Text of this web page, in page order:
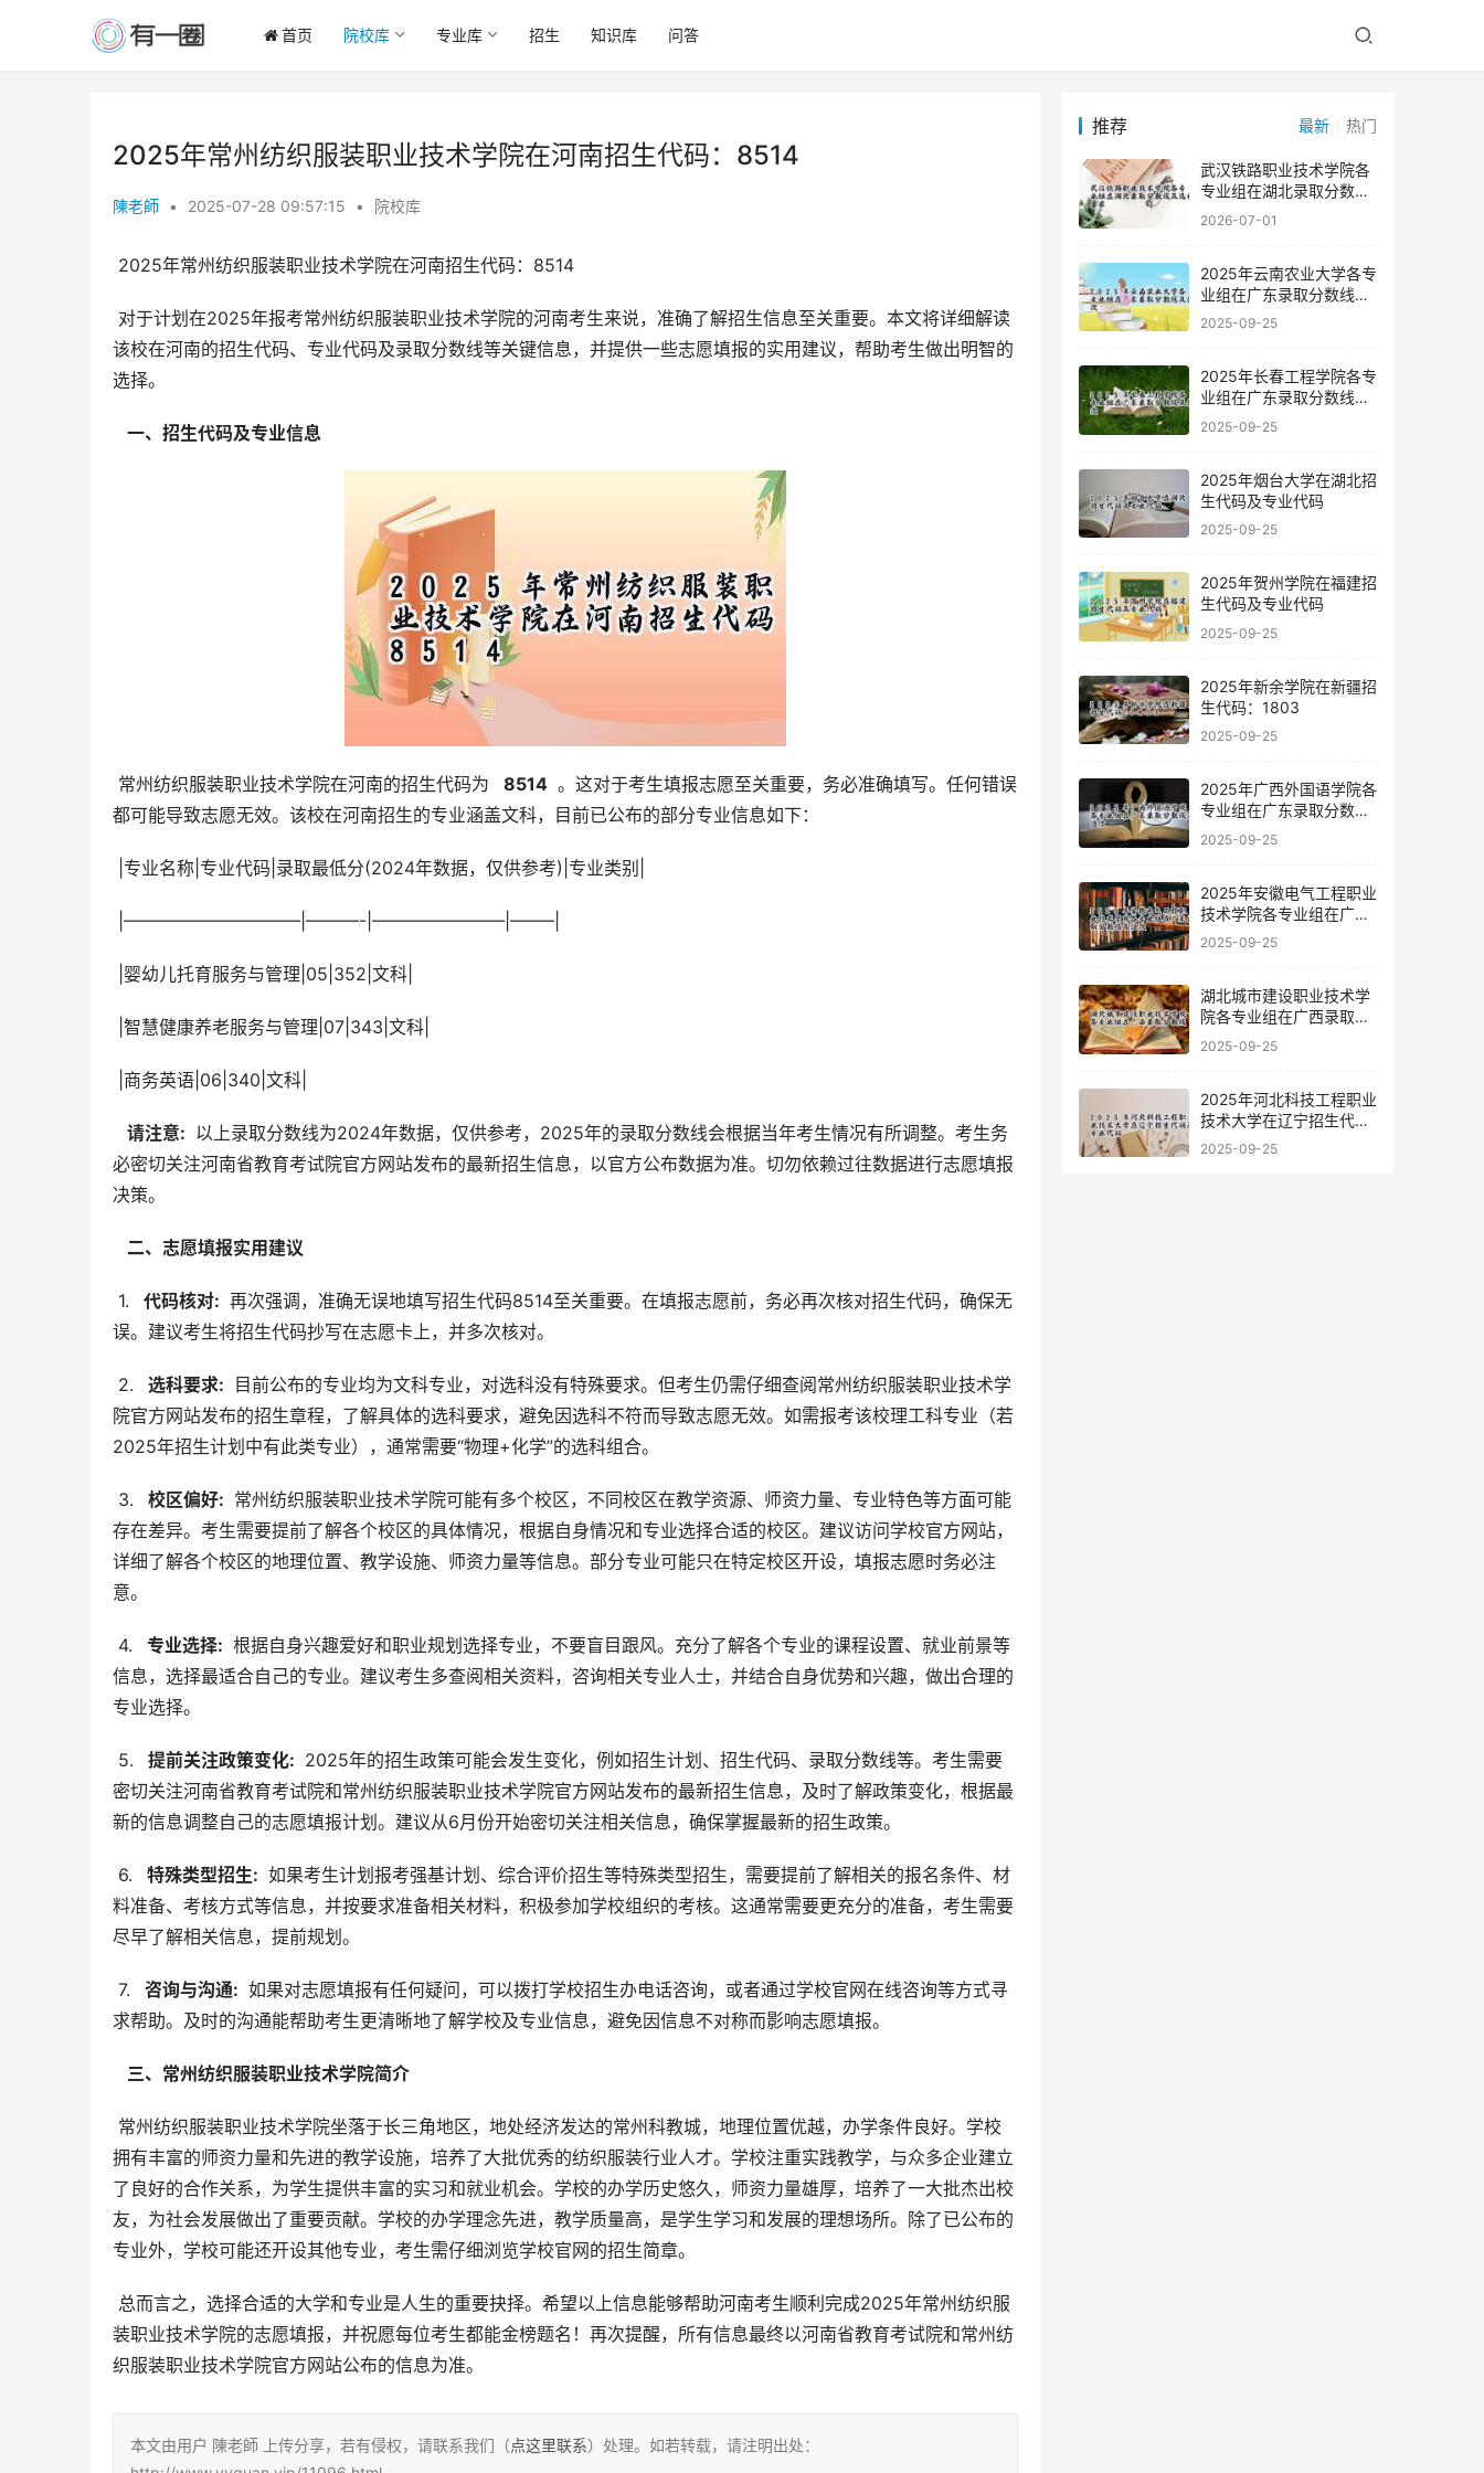
首页 院校库 专业库 招生 知识库 问答
2025年常州纺织服装职业技术学院在河南招生代码：8514
陳老師 • 2025-07-28 09:57:15 • 院校库
2025年常州纺织服装职业技术学院在河南招生代码：8514
该校在河南的招生代码、专业代码及录取分数线等关键信息，并提供一些志愿填报的实用建议，帮助考生做出明智的
选择。
  一、招生代码及专业信息
常州纺织服装职业技术学院在河南的招生代码为
  8514
。这对于考生填报志愿至关重要，务必准确填写。任何错误
都可能导致志愿无效。该校在河南招生的专业涵盖文科，目前已公布的部分专业信息如下：
|专业名称|专业代码|录取最低分(2024年数据，仅供参考)|专业类别|
|——————————|———-|———————–|——–|
|婴幼儿托育服务与管理|05|352|文科|
|智慧健康养老服务与管理|07|343|文科|
|商务英语|06|340|文科|
  请注意:
以上录取分数线为2024年数据，仅供参考，2025年的录取分数线会根据当年考生情况有所调整。考生务
必密切关注河南省教育考试院官方网站发布的最新招生信息，以官方公布数据为准。切勿依赖过往数据进行志愿填报
决策。
  二、志愿填报实用建议
1.
  代码核对:
再次强调，准确无误地填写招生代码8514至关重要。在填报志愿前，务必再次核对招生代码，确保无
误。建议考生将招生代码抄写在志愿卡上，并多次核对。
2.
  选科要求:
目前公布的专业均为文科专业，对选科没有特殊要求。但考生仍需仔细查阅常州纺织服装职业技术学
院官方网站发布的招生章程，了解具体的选科要求，避免因选科不符而导致志愿无效。如需报考该校理工科专业（若
2025年招生计划中有此类专业），通常需要“物理+化学”的选科组合。
3.
  校区偏好:
常州纺织服装职业技术学院可能有多个校区，不同校区在教学资源、师资力量、专业特色等方面可能
存在差异。考生需要提前了解各个校区的具体情况，根据自身情况和专业选择合适的校区。建议访问学校官方网站，
详细了解各个校区的地理位置、教学设施、师资力量等信息。部分专业可能只在特定校区开设，填报志愿时务必注
意。
4.
  专业选择:
根据自身兴趣爱好和职业规划选择专业，不要盲目跟风。充分了解各个专业的课程设置、就业前景等
信息，选择最适合自己的专业。建议考生多查阅相关资料，咨询相关专业人士，并结合自身优势和兴趣，做出合理的
专业选择。
5.
  提前关注政策变化:
2025年的招生政策可能会发生变化，例如招生计划、招生代码、录取分数线等。考生需要
密切关注河南省教育考试院和常州纺织服装职业技术学院官方网站发布的最新招生信息，及时了解政策变化，根据最
新的信息调整自己的志愿填报计划。建议从6月份开始密切关注相关信息，确保掌握最新的招生政策。
6.
  特殊类型招生:
如果考生计划报考强基计划、综合评价招生等特殊类型招生，需要提前了解相关的报名条件、材
料准备、考核方式等信息，并按要求准备相关材料，积极参加学校组织的考核。这通常需要更充分的准备，考生需要
尽早了解相关信息，提前规划。
7.
  咨询与沟通:
如果对志愿填报有任何疑问，可以拨打学校招生办电话咨询，或者通过学校官网在线咨询等方式寻
求帮助。及时的沟通能帮助考生更清晰地了解学校及专业信息，避免因信息不对称而影响志愿填报。
  三、常州纺织服装职业技术学院简介
拥有丰富的师资力量和先进的教学设施，培养了大批优秀的纺织服装行业人才。学校注重实践教学，与众多企业建立
了良好的合作关系，为学生提供丰富的实习和就业机会。学校的办学历史悠久，师资力量雄厚，培养了一大批杰出校
友，为社会发展做出了重要贡献。学校的办学理念先进，教学质量高，是学生学习和发展的理想场所。除了已公布的
专业外，学校可能还开设其他专业，考生需仔细浏览学校官网的招生简章。
装职业技术学院的志愿填报，并祝愿每位考生都能金榜题名！再次提醒，所有信息最终以河南省教育考试院和常州纺
织服装职业技术学院官方网站公布的信息为准。
本文由用户 陳老師 上传分享，若有侵权，请联系我们（点这里联系）处理。如若转载，请注明出处：
推荐 最新 热门
武汉铁路职业技术学院各
专业组在湖北录取分数线
及选科要求
2026-07-01
2025年云南农业大学各专
业组在广东录取分数线及
位次
2025-09-25
2025年长春工程学院各专
业组在广东录取分数线及
位次
2025-09-25
2025年烟台大学在湖北招
生代码及专业代码
2025-09-25
2025年贺州学院在福建招
生代码及专业代码
2025-09-25
2025年新余学院在新疆招
生代码：1803
2025-09-25
2025年广西外国语学院各
专业组在广东录取分数线
及位次
2025-09-25
2025年安徽电气工程职业
技术学院各专业组在广东
录取分数线及位次
2025-09-25
湖北城市建设职业技术学
院各专业组在广西录取分
数线
2025-09-25
2025年河北科技工程职业
技术大学在辽宁招生代码
及专业代码
2025-09-25